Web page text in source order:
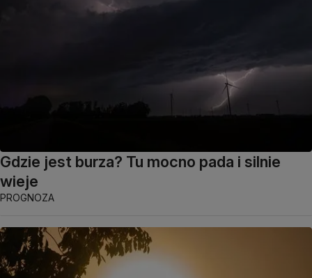
Gdzie jest burza? Tu mocno pada i silnie
wieje
PROGNOZA